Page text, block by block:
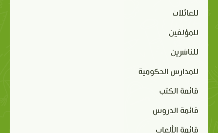
للعائلات
للمؤلفين
للناشرين
للمدارس الحكومية
قائمة الكتب
قائمة الدروس
قائمة الألعاب